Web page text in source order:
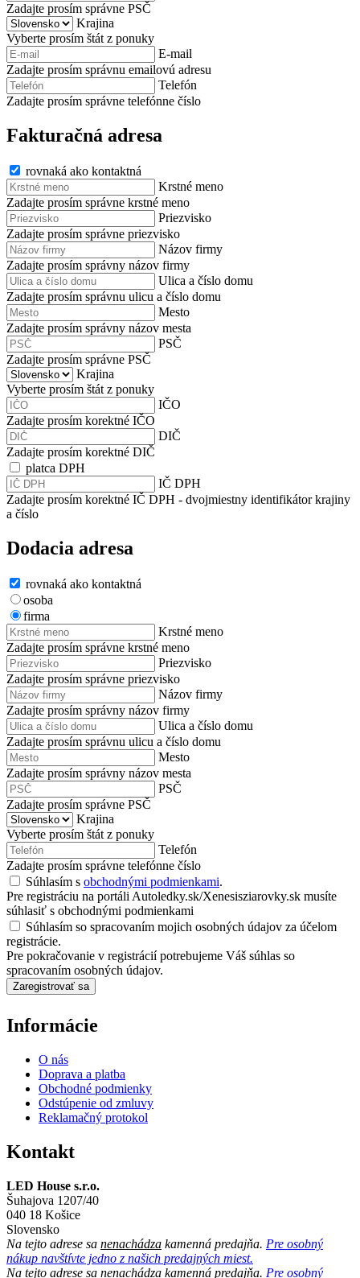
Zadajte prosím správne PSČ
Krajina
Vyberte prosím štát z ponuky
E-mail
Zadajte prosím správnu emailovú adresu
Telefón
Zadajte prosím správne telefónne číslo
Fakturačná adresa
rovnaká ako kontaktná
Krstné meno
Zadajte prosím správne krstné meno
Priezvisko
Zadajte prosím správne priezvisko
Názov firmy
Zadajte prosím správny názov firmy
Ulica a číslo domu
Zadajte prosím správnu ulicu a číslo domu
Mesto
Zadajte prosím správny názov mesta
PSČ
Zadajte prosím správne PSČ
Krajina
Vyberte prosím štát z ponuky
IČO
Zadajte prosím korektné IČO
DIČ
Zadajte prosím korektné DIČ
platca DPH
IČ DPH
Zadajte prosím korektné IČ DPH - dvojmiestny identifikátor krajiny
a číslo
Dodacia adresa
rovnaká ako kontaktná
osoba
firma
Krstné meno
Zadajte prosím správne krstné meno
Priezvisko
Zadajte prosím správne priezvisko
Názov firmy
Zadajte prosím správny názov firmy
Ulica a číslo domu
Zadajte prosím správnu ulicu a číslo domu
Mesto
Zadajte prosím správny názov mesta
PSČ
Zadajte prosím správne PSČ
Krajina
Vyberte prosím štát z ponuky
Telefón
Zadajte prosím správne telefónne číslo
Súhlasím s obchodnými podmienkami.
Pre registráciu na portáli Autoledky.sk/Xenesisziarovky.sk musíte
súhlasiť s obchodnými podmienkami
Súhlasím so spracovaním mojich osobných údajov za účelom
registrácie.
Pre pokračovanie v registrácií potrebujeme Váš súhlas so
spracovaním osobných údajov.
Zaregistrovať sa
Informácie
O nás
Doprava a platba
Obchodné podmienky
Odstúpenie od zmluvy
Reklamačný protokol
Kontakt
LED House s.r.o.
Šuhajova 1207/40
040 18 Košice
Slovensko
Na tejto adrese sa nenachádza kamenná predajňa. Pre osobný
nákup navštívte jedno z našich predajných miest.
Na tejto adrese sa nenachádza kamenná predajňa. Pre osobný